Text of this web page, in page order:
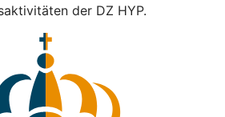
der DZ HYP.